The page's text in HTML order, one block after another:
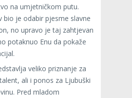
na umjetničkom putu.
bio je odabir pjesme slavne
no upravo je taj zahtjevan
potaknuo Enu da pokaže
veliko priznanje za
ali i ponos za Ljubuški
Pred mladom